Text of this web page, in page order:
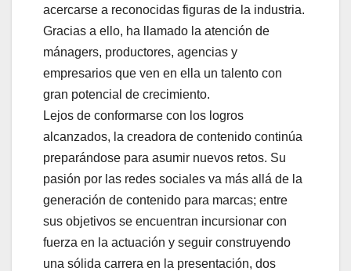
acercarse a reconocidas figuras de la industria.
Gracias a ello, ha llamado la atención de
mánagers, productores, agencias y
empresarios que ven en ella un talento con
gran potencial de crecimiento.
Lejos de conformarse con los logros
alcanzados, la creadora de contenido continúa
preparándose para asumir nuevos retos. Su
pasión por las redes sociales va más allá de la
generación de contenido para marcas; entre
sus objetivos se encuentran incursionar con
fuerza en la actuación y seguir construyendo
una sólida carrera en la presentación, dos